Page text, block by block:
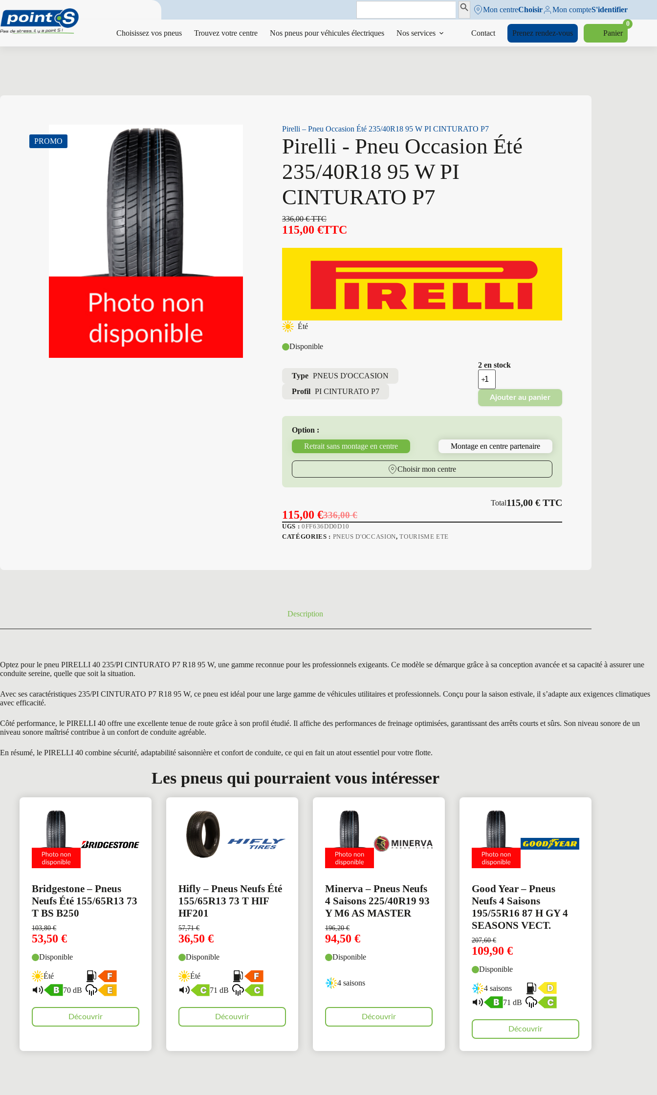
au
contenu
Search
Search ButtonMon centreChoisir Mon compteS'identifier
Choisissez vos pneus Trouvez votre centre Nos pneus pour véhicules électriques Nos services Contact Prenez rendez-vous Panier
0
PROMO
Pirelli – Pneu Occasion Été 235/40R18 95 W PI CINTURATO P7
Pirelli - Pneu Occasion Été
235/40R18 95 W PI
CINTURATO P7
336,00€TTC
115,00€TTC
Été
Disponible
Type PNEUS D'OCCASION
Profil PI CINTURATO P7
2 en stock
quantité
de
Pirelli
Pneu
Occasion
95
W
Ajouter au panier
Option :
Retrait sans montage en centre
Montage en centre partenaire
Choisir mon centre
Total115,00 €TTC
336,00€
Le
prix
115,00€
Le
prix
UGS : 0FF636DD0D10
CATÉGORIES : PNEUS D'OCCASION,TOURISME ETE
Description
Optez pour le pneu PIRELLI 40 235/PI CINTURATO P7 R18 95 W, une gamme reconnue pour les professionnels exigeants. Ce modèle se démarque grâce à sa conception avancée et sa capacité à assurer une
conduite sereine, quelle que soit la situation.
Avec ses caractéristiques 235/PI CINTURATO P7 R18 95 W, ce pneu est idéal pour une large gamme de véhicules utilitaires et professionnels. Conçu pour la saison estivale, il s’adapte aux exigences climatiques
avec efficacité.
Côté performance, le PIRELLI 40 offre une excellente tenue de route grâce à son profil étudié. Il affiche des performances de freinage optimisées, garantissant des arrêts courts et sûrs. Son niveau sonore de un
niveau sonore maîtrisé contribue à un confort de conduite agréable.
En résumé, le PIRELLI 40 combine sécurité, adaptabilité saisonnière et confort de conduite, ce qui en fait un atout essentiel pour votre flotte.
Les pneus qui pourraient vous intéresser
Bridgestone – Pneus
Neufs Été 155/65R13 73
T BS B250
103,80€
53,50 €
Disponible
Été
70 dB
Découvrir
Hifly – Pneus Neufs Été
155/65R13 73 T HIF
HF201
57,71€
36,50 €
Disponible
Été
71 dB
Découvrir
Minerva – Pneus Neufs
4 Saisons 225/40R19 93
Y M6 AS MASTER
196,20€
94,50 €
Disponible
4 saisons
Découvrir
Good Year – Pneus
Neufs 4 Saisons
195/55R16 87 H GY 4
SEASONS VECT.
207,60€
109,90 €
Disponible
4 saisons
71 dB
Découvrir